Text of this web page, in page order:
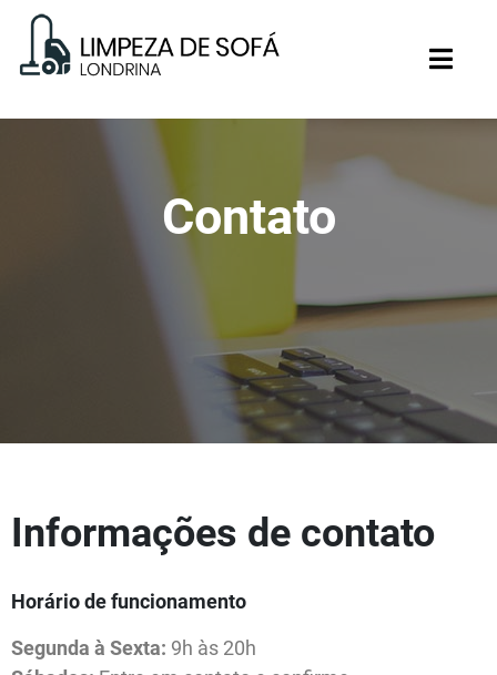
Contato
Informações de contato
Horário de funcionamento
Segunda à Sexta: 9h às 20h